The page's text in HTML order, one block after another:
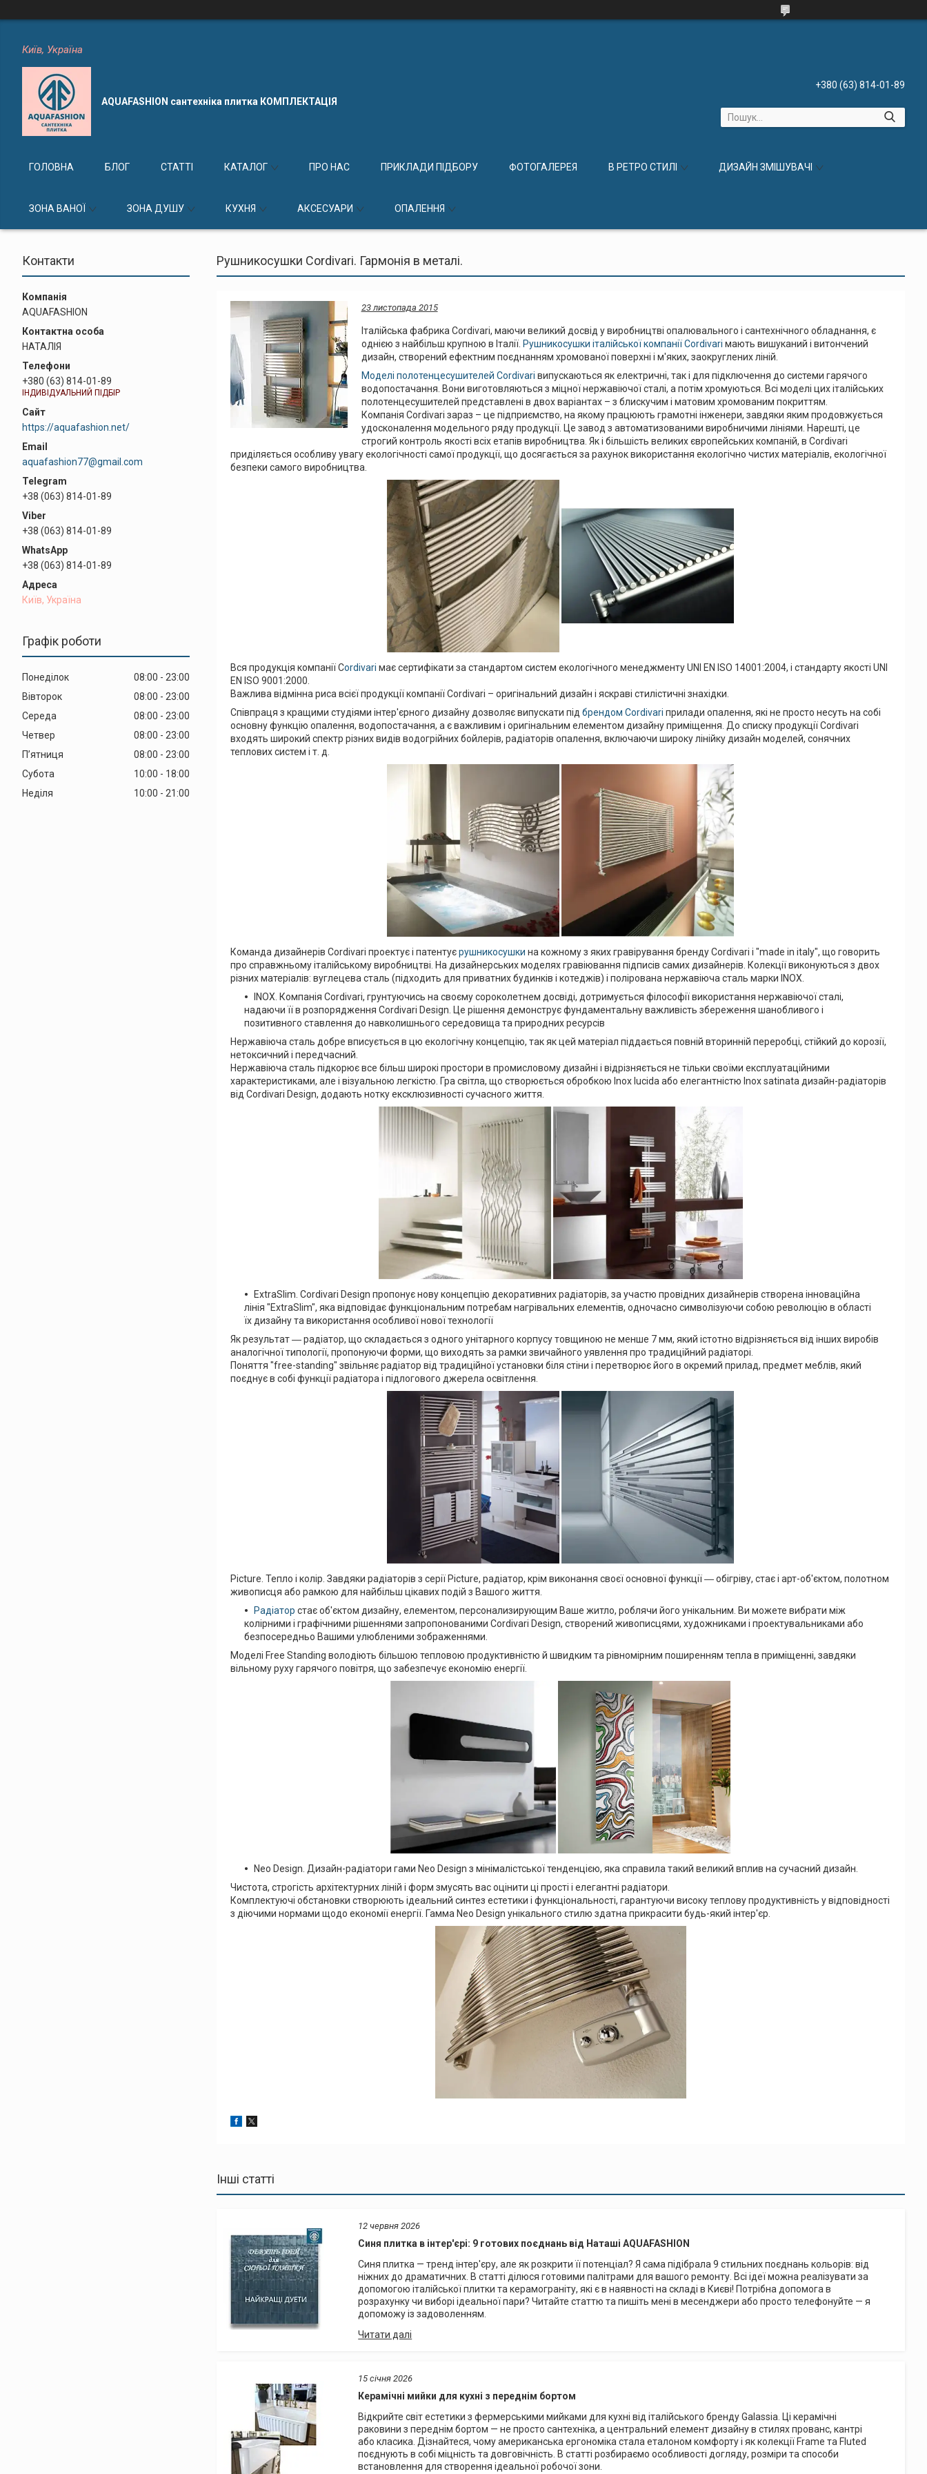
Київ, Україна
AQUAFASHION сантехніка плитка КОМПЛЕКТАЦІЯ
+380 (63) 814-01-89
ГОЛОВНА БЛОГ СТАТТІ КАТАЛОГ ПРО НАС ПРИКЛАДИ ПІДБОРУ ФОТОГАЛЕРЕЯ В РЕТРО СТИЛІ ДИЗАЙН ЗМІШУВАЧІ
ЗОНА ВАНОЇ ЗОНА ДУШУ КУХНЯ АКСЕСУАРИ ОПАЛЕННЯ
Контакти
AQUAFASHION
НАТАЛІЯ
+380 (63) 814-01-89
ІНДИВІДУАЛЬНИЙ ПІДБІР
https://aquafashion.net/
aquafashion77@gmail.com
+38 (063) 814-01-89
+38 (063) 814-01-89
+38 (063) 814-01-89
Київ, Україна
Графік роботи
Понеділок 08:00
23:00
Вівторок
08:00
23:00
Середа
08:00
23:00
Четвер
08:00
23:00
Пʼятниця
08:00
23:00
Субота
10:00
18:00
Неділя
10:00 21:00
Рушникосушки Cordivari. Гармонія в металі.
23 листопада 2015
Італійська фабрика Cordivari, маючи великий досвід у виробництві опалювального і сантехнічного обладнання, є
однією з найбільш крупною в Італії. Рушникосушки італійської компанії Cordivari мають вишуканий і витончений
дизайн, створений ефектним поєднанням хромованої поверхні і м'яких, заокруглених ліній.
Моделі полотенцесушителей Cordivari випускаються як електричні, так і для підключення до системи гарячого
водопостачання. Вони виготовляються з міцної нержавіючої сталі, а потім хромуються. Всі моделі цих італійських
полотенцесушителей представлені в двох варіантах – з блискучим і матовим хромованим покриттям.
Компанія Cordivari зараз – це підприємство, на якому працюють грамотні інженери, завдяки яким продовжується
удосконалення модельного ряду продукції. Це завод з автоматизованими виробничими лініями. Нарешті, це
строгий контроль якості всіх етапів виробництва. Як і більшість великих європейських компаній, в Cordivari
приділяється особливу увагу екологічності самої продукції, що досягається за рахунок використання екологічно чистих матеріалів, екологічної
безпеки самого виробництва.
Вся продукція компанії Cordivari має сертифікати за стандартом систем екологічного менеджменту UNI EN ISO 14001:2004, і стандарту якості UNI
EN ISO 9001:2000.
Важлива відмінна риса всієї продукції компанії Cordivari – оригінальний дизайн і яскраві стилістичні знахідки.
Співпраця з кращими студіями інтер'єрного дизайну дозволяє випускати під брендом Cordivari прилади опалення, які не просто несуть на собі
основну функцію опалення, водопостачання, а є важливим і оригінальним елементом дизайну приміщення. До списку продукції Cordivari
входять широкий спектр різних видів водогрійних бойлерів, радіаторів опалення, включаючи широку лінійку дизайн моделей, сонячних
теплових систем і т. д.
Команда дизайнерів Cordivari проектує і патентуєрушникосушки на кожному з яких гравірування бренду Cordivari і "made in italy", що говорить
про справжньому італійському виробництві. На дизайнерських моделях гравіювання підписів самих дизайнерів. Колекції виконуються з двох
різних матеріалів: вуглецева сталь (підходить для приватних будинків і котеджів) і полірована нержавіюча сталь марки INOX.
INOX. Компанія Cordivari, грунтуючись на своєму сороколетнем досвіді, дотримується філософії використання нержавіючої сталі,
надаючи її в розпорядження Cordivari Design. Це рішення демонструє фундаментальну важливість збереження шанобливого і
позитивного ставлення до навколишнього середовища та природних ресурсів
Нержавіюча сталь добре вписується в цю екологічну концепцію, так як цей матеріал піддається повній вторинній переробці, стійкий до корозії,
нетоксичний і передчасний.
Нержавіюча сталь підкорює все більш широкі простори в промисловому дизайні і відрізняється не тільки своїми експлуатаційними
характеристиками, але і візуальною легкістю. Гра світла, що створюється обробкою Inox lucida або елегантністю Inox satinata дизайн-радіаторів
від Cordivari Design, додають нотку ексклюзивності сучасного життя.
ExtraSlim. Cordivari Design пропонує нову концепцію декоративних радіаторів, за участю провідних дизайнерів створена інноваційна
лінія "ExtraSlim", яка відповідає функціональним потребам нагрівальних елементів, одночасно символізуючи собою революцію в області
їх дизайну та використання особливої нової технології
Як результат ― радіатор, що складається з одного унітарного корпусу товщиною не менше 7 мм, який істотно відрізняється від інших виробів
аналогічної типології, пропонуючи форми, що виходять за рамки звичайного уявлення про традиційний радіаторі.
Поняття "free-standing" звільняє радіатор від традиційної установки біля стіни і перетворює його в окремий прилад, предмет меблів, який
поєднує в собі функції радіатора і підлогового джерела освітлення.
Picture. Тепло і колір. Завдяки радіаторів з серії Picture, радіатор, крім виконання своєї основної функції ― обігріву, стає і арт-об'єктом, полотном
живописця або рамкою для найбільш цікавих подій з Вашого життя.
Радіатор стає об'єктом дизайну, елементом, персонализирующим Ваше житло, роблячи його унікальним. Ви можете вибрати між
колірними і графічними рішеннями запропонованими Cordivari Design, створений живописцями, художниками і проектувальниками або
безпосередньо Вашими улюбленими зображеннями.
Моделі Free Standing володіють більшою тепловою продуктивністю й швидким та рівномірним поширенням тепла в приміщенні, завдяки
вільному руху гарячого повітря, що забезпечує економію енергії.
Neo Design. Дизайн-радіатори гами Neo Design з мінімалістської тенденцією, яка справила такий великий вплив на сучасний дизайн.
Чистота, строгість архітектурних ліній і форм змусять вас оцінити ці прості і елегантні радіатори.
Комплектуючі обстановки створюють ідеальний синтез естетики і функціональності, гарантуючи високу теплову продуктивність у відповідності
з діючими нормами щодо економії енергії. Гамма Neo Design унікального стилю здатна прикрасити будь-який інтер'єр.
Інші статті
12 червня 2026
Синя плитка в інтер'єрі: 9 готових поєднань від Наташі AQUAFASHION
Синя плитка — тренд інтер'єру, але як розкрити її потенціал? Я сама підібрала 9 стильних поєднань кольорів: від
ніжних до драматичних. В статті ділюся готовими палітрами для вашого ремонту. Всі ідеї можна реалізувати за
допомогою італійської плитки та керамограніту, які є в наявності на складі в Києві! Потрібна допомога в
розрахунку чи виборі ідеальної пари? Читайте статтю та пишіть мені в месенджери або просто телефонуйте — я
допоможу із задоволенням.
15 січня 2026
Керамічні мийки для кухні з переднім бортом
Відкрийте світ естетики з фермерськими мийками для кухні від італійського бренду Galassia. Ці керамічні
раковини з переднім бортом — не просто сантехніка, а центральний елемент дизайну в стилях прованс, кантрі
або класика. Дізнайтеся, чому американська ергономіка стала еталоном комфорту і як колекції Frame та Fluted
поєднують в собі міцність та довговічність. В статті розбираємо особливості догляду, розміри та способи
встановлення для створення ідеальної робочої зони.